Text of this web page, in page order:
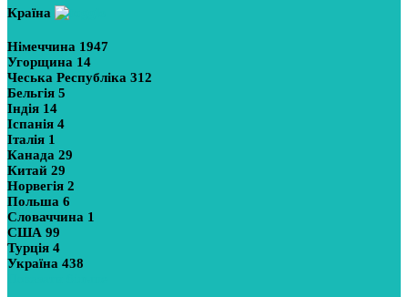
Країна
Німеччина 1947
Угорщина 14
Чеська Республіка 312
Бельгія 5
Індія 14
Іспанія 4
Італія 1
Канада 29
Китай 29
Норвегія 2
Польша 6
Словаччина 1
США 99
Турція 4
Україна 438